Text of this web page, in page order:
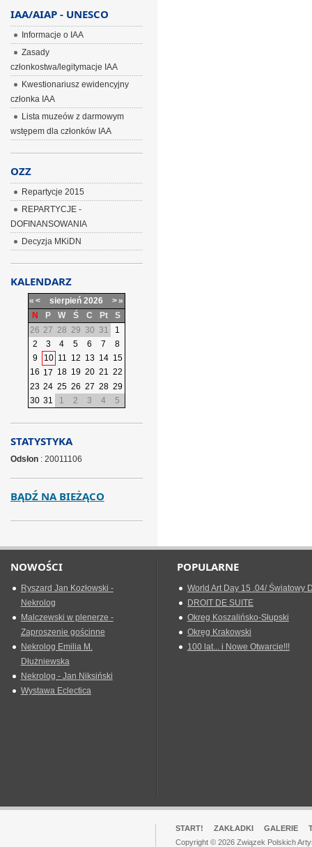
IAA/AIAP - UNESCO
Informacje o IAA
Zasady
członkostwa/legitymacje IAA
Kwestionariusz ewidencyjny
członka IAA
Lista muzeów z darmowym
wstępem dla członków IAA
OZZ
Repartycje 2015
REPARTYCJE -
DOFINANSOWANIA
Decyzja MKiDN
KALENDARZ
« < sierpień 2026 >»
N
P W Ś C Pt
S
26 27 28 29 30 31
1
2
3 4 5 6 7
8
9
10 11 12 13 14 15
16 17 18 19 20 21 22
23 24 25 26 27 28 29
30 31 1 2 3 4 5
STATYSTYKA
Odsłon: 20011106
BĄDŹ NA BIEŻĄCO
NOWOŚCI
Ryszard Jan Kozłowski -
Nekrolog
Malczewski w plenerze -
Zaproszenie gościnne
Nekrolog Emilia M.
Dłużniewska
Nekrolog - Jan Niksiński
Wystawa Eclectica
POPULARNE
World Art Day 15 .04/ Światowy
DROIT DE SUITE
Okreg Koszalińsko-Słupski
Okręg Krakowski
100 lat... i Nowe Otwarcie!!!
START! ZAKŁADKI GALERIE
Copyright © 2026 Związek Polskich